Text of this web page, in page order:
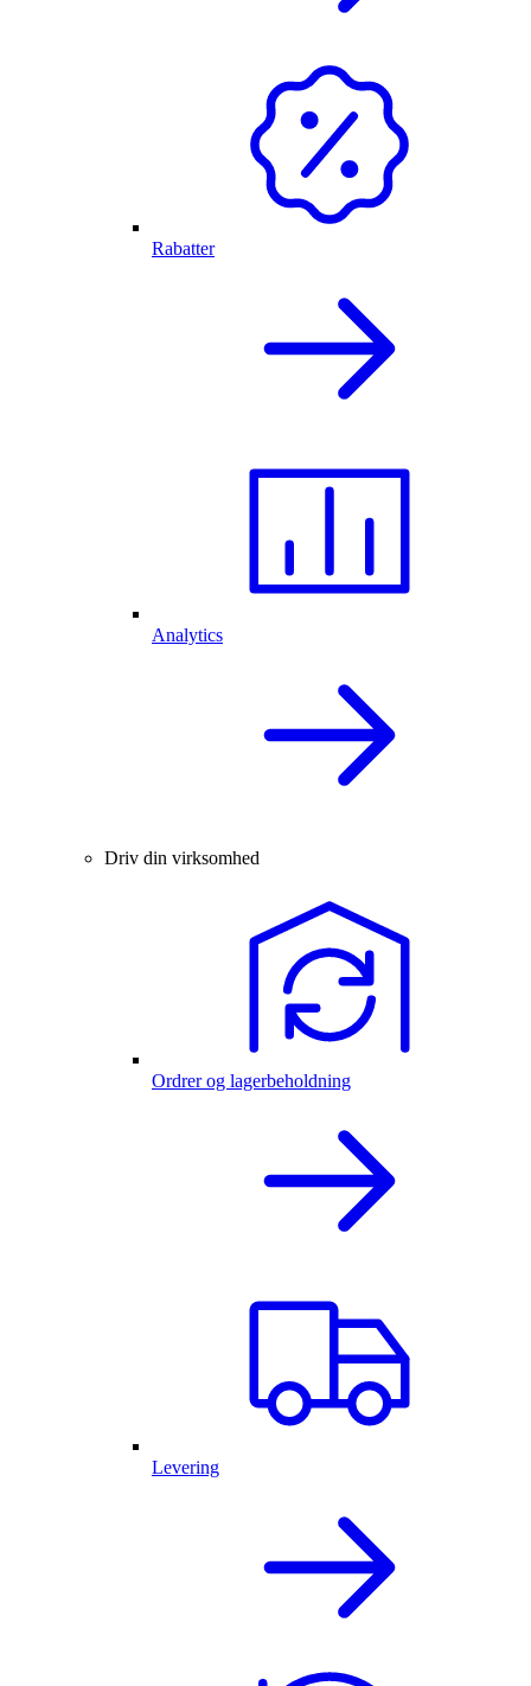
Rabatter
Analytics
Driv din virksomhed
Ordrer og lagerbeholdning
Levering